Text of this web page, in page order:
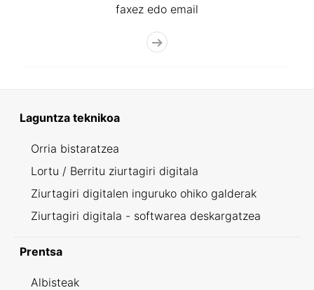
faxez edo email
Laguntza teknikoa
Orria bistaratzea
Lortu / Berritu ziurtagiri digitala
Ziurtagiri digitalen inguruko ohiko galderak
Ziurtagiri digitala - softwarea deskargatzea
Prentsa
Albisteak